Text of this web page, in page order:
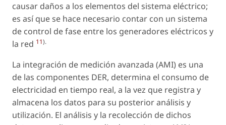
causar daños a los elementos del sistema eléctrico;
es así que se hace necesario contar con un sistema
de control de fase entre los generadores eléctricos y
la red 11).
La integración de medición avanzada (AMI) es una
de las componentes DER, determina el consumo de
electricidad en tiempo real, a la vez que registra y
almacena los datos para su posterior análisis y
utilización. El análisis y la recolección de dichos